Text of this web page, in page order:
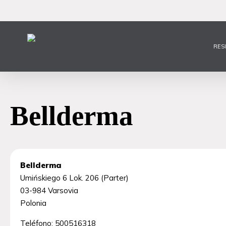
principal
Bellderma
Bellderma
Umińskiego 6 Lok. 206 (Parter)
03-984 Varsovia
Polonia
Teléfono: 500516318